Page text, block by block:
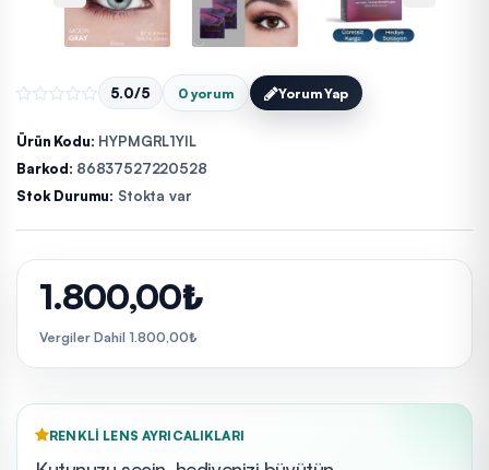
5.0/5 0 yorum Yorum Yap
Ürün Kodu: HYPMGRL1YIL
Barkod: 86837527220528
Stok Durumu: Stokta var
1.800,00₺
Vergiler Dahil 1.800,00₺
RENKLI LENS AYRICALIKLARI